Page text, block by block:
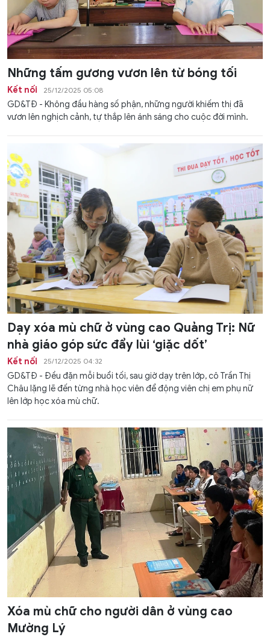
Những tấm gương vươn lên từ bóng tối
Kết nối 25/12/2025 05:08
GD&TĐ - Không đầu hàng số phận, những người khiếm thị đã
vươn lên nghịch cảnh, tự thắp lên ánh sáng cho cuộc đời mình.
Dạy xóa mù chữ ở vùng cao Quảng Trị: Nữ
nhà giáo góp sức đẩy lùi ‘giặc dốt’
Kết nối 25/12/2025 04:32
GD&TĐ - Đều đặn mỗi buổi tối, sau giờ dạy trên lớp, cô Trần Thị
Châu lặng lẽ đến từng nhà học viên để động viên chị em phụ nữ
lên lớp học xóa mù chữ.
Xóa mù chữ cho người dân ở vùng cao
Mường Lý